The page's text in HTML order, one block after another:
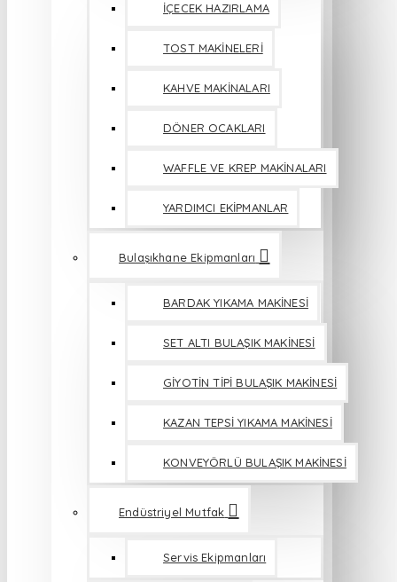
İÇECEK HAZIRLAMA
TOST MAKİNELERİ
KAHVE MAKİNALARI
DÖNER OCAKLARI
WAFFLE VE KREP MAKİNALARI
YARDIMCI EKİPMANLAR
Bulaşıkhane Ekipmanları
BARDAK YIKAMA MAKİNESİ
SET ALTI BULAŞIK MAKİNESİ
GİYOTİN TİPİ BULAŞIK MAKİNESİ
KAZAN TEPSİ YIKAMA MAKİNESİ
KONVEYÖRLÜ BULAŞIK MAKİNESİ
Endüstriyel Mutfak
Servis Ekipmanları